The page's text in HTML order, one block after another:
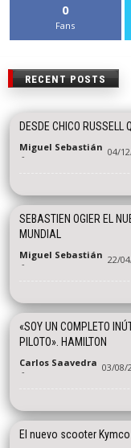
0
Fans
RECENT POSTS
DESDE CHICO RUSSELL
Miguel Sebastián
- 04/
SEBASTIEN OGIER EL
MUNDIAL
Miguel Sebastián
- 22/
«SOY UN COMPLETO
PILOTO». HAMILTON
Carlos Saavedra
- 03/08/
El nuevo scooter